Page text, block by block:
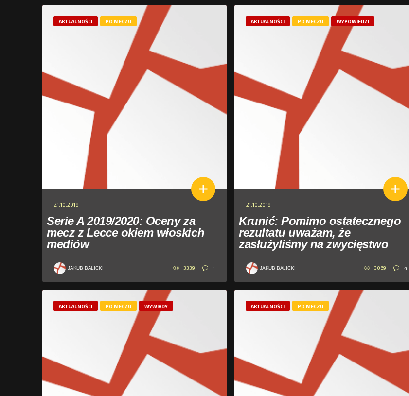
AKTUALNOŚCI PO MECZU
21.10.2019
Serie A 2019/2020: Oceny za
mecz z Lecce okiem włoskich
mediów
JAKUB BALICKI 3339 1
AKTUALNOŚCI PO MECZU WYPOWIEDZI
21.10.2019
Krunić: Pomimo ostatecznego
rezultatu uważam, że
zasłużyliśmy na zwycięstwo
JAKUB BALICKI 3069 4
AKTUALNOŚCI PO MECZU WYWIADY AKTUALNOŚCI PO MECZU